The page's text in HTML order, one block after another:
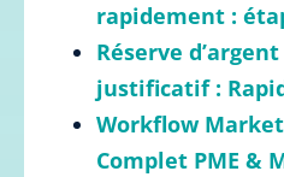
rapidement :
Réserve
justificatif :
Workflow
Complet PME &